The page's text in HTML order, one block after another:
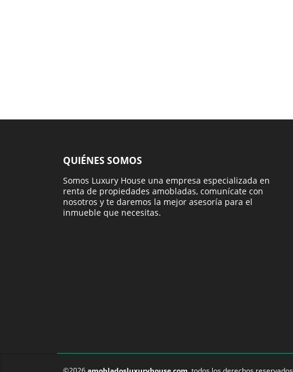
QUIÉNES SOMOS
Somos Luxury House una empresa especializada en
renta de propiedades amobladas, comunícate con
nosotros y te daremos la mejor asesoría para el
inmueble que necesitas.